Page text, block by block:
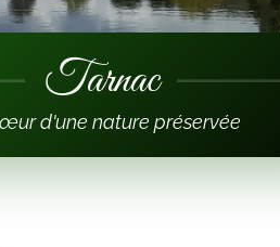
Tarnac
d'une nature préservée